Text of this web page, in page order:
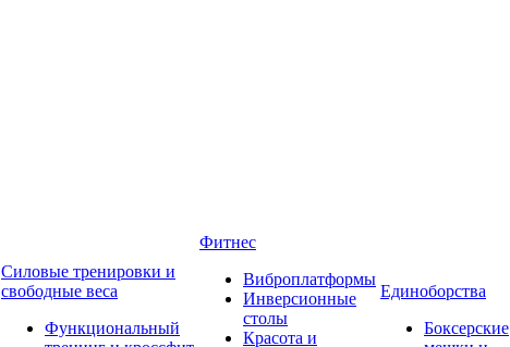
Силовые тренировки и
свободные веса
Функциональный
Фитнес
Виброплатформы
Инверсионные
столы
Красота и
Единоборства
Боксерские